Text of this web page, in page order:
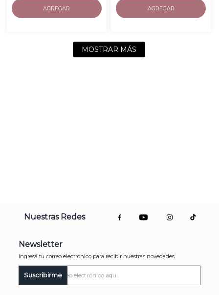
AGREGAR AGREGAR
MOSTRAR MÁS
Nuestras Redes
Newsletter
Ingresá tu correo electrónico para recibir nuestras novedades
Suscribirme